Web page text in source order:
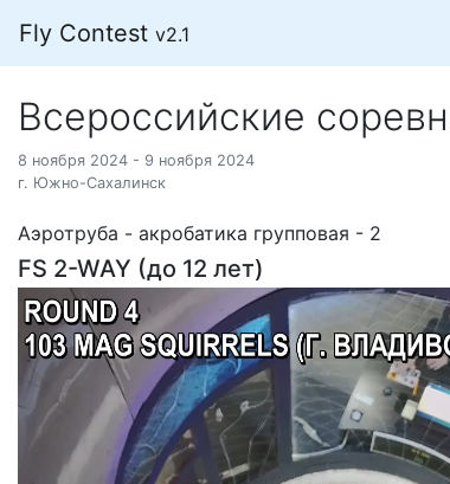
Fly Contest v2.1
Всероссийские
8 ноября 2024 - 9 ноября 2024
г. Южно-Сахалинск
Аэротруба - акробатика групповая - 2
FS 2-WAY (до 12 лет)